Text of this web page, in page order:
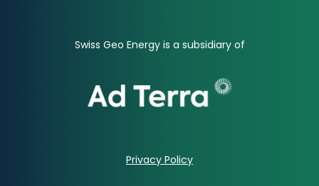
Swiss Geo Energy is a subsidiary of
Privacy Policy